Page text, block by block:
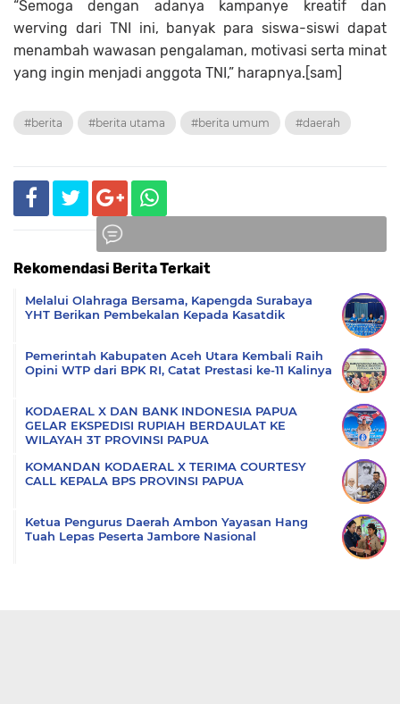
“Semoga dengan adanya kampanye kreatif dan
werving dari TNI ini, banyak para siswa-siswi dapat
menambah wawasan pengalaman, motivasi serta minat
yang ingin menjadi anggota TNI,” harapnya.[sam]
#berita #berita utama #berita umum #daerah
Rekomendasi Berita Terkait
Melalui Olahraga Bersama, Kapengda Surabaya
YHT Berikan Pembekalan Kepada Kasatdik
Pemerintah Kabupaten Aceh Utara Kembali Raih
Opini WTP dari BPK RI, Catat Prestasi ke-11 Kalinya
KODAERAL X DAN BANK INDONESIA PAPUA
GELAR EKSPEDISI RUPIAH BERDAULAT KE
WILAYAH 3T PROVINSI PAPUA
KOMANDAN KODAERAL X TERIMA COURTESY
CALL KEPALA BPS PROVINSI PAPUA
Ketua Pengurus Daerah Ambon Yayasan Hang
Tuah Lepas Peserta Jambore Nasional